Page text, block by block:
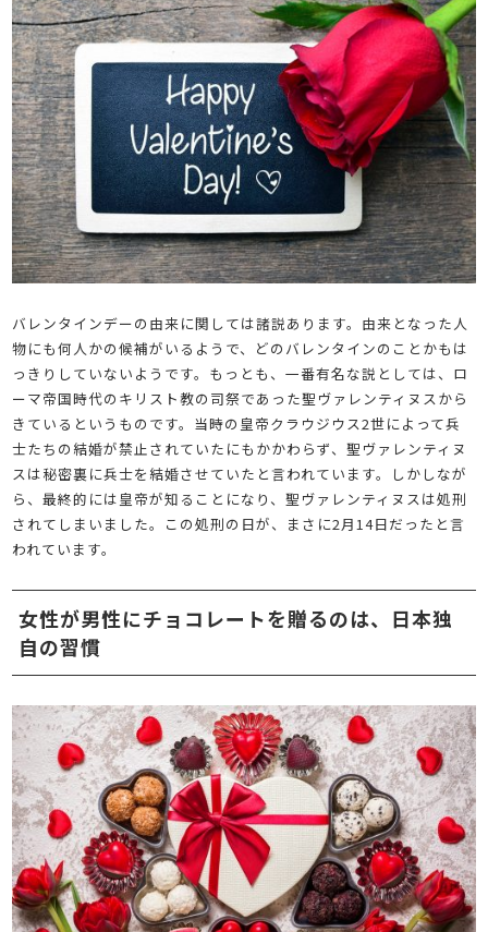
バレンタインデーの由来に関しては諸説あります。由来となった人
物にも何人かの候補がいるようで、どのバレンタインのことかもは
っきりしていないようです。もっとも、一番有名な説としては、ロ
ーマ帝国時代のキリスト教の司祭であった聖ヴァレンティヌスから
きているというものです。当時の皇帝クラウジウス2世によって兵
士たちの結婚が禁止されていたにもかかわらず、聖ヴァレンティヌ
スは秘密裏に兵士を結婚させていたと言われています。しかしなが
ら、最終的には皇帝が知ることになり、聖ヴァレンティヌスは処刑
されてしまいました。この処刑の日が、まさに2月14日だったと言
われています。
女性が男性にチョコレートを贈るのは、日本独
自の習慣